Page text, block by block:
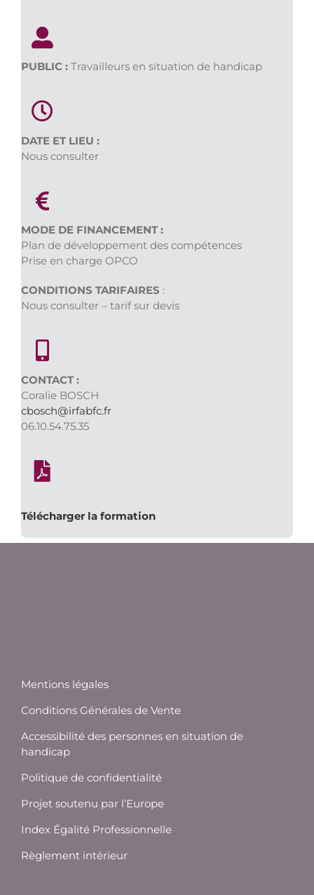
PUBLIC : Travailleurs en situation de handicap
DATE ET LIEU :
Nous consulter
MODE DE FINANCEMENT :
Plan de développement des compétences
Prise en charge OPCO
CONDITIONS TARIFAIRES :
Nous consulter – tarif sur devis
CONTACT :
Coralie BOSCH
cbosch@irfabfc.fr
06.10.54.75.35
Télécharger la formation
Mentions légales
Conditions Générales de Vente
Accessibilité des personnes en situation de
handicap
Politique de confidentialité
Projet soutenu par l’Europe
Index Égalité Professionnelle
Règlement intérieur